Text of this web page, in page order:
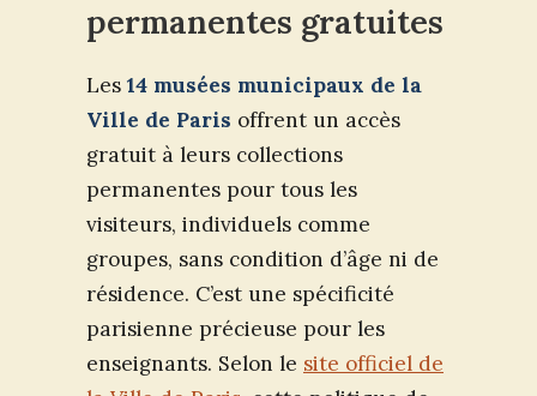
permanentes gratuites
Les 14 musées municipaux de la
Ville de Paris offrent un accès
gratuit à leurs collections
permanentes pour tous les
visiteurs, individuels comme
groupes, sans condition d’âge ni de
résidence. C’est une spécificité
parisienne précieuse pour les
enseignants. Selon le site officiel de